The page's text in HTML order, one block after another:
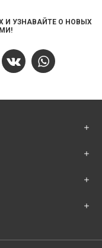
И УЗНАВАЙТЕ О НОВЫХ